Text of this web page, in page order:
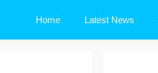
Home Latest News